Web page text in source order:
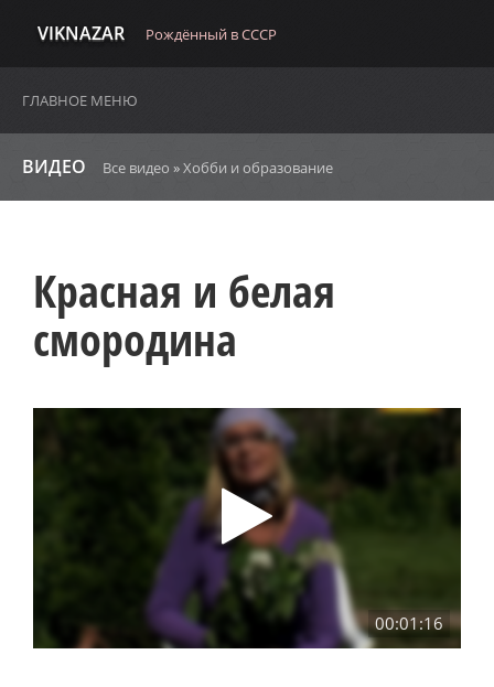
VIKNAZAR Рождённый в СССР
ГЛАВНОЕ МЕНЮ
ВИДЕО Все видео »Хобби и образование
Красная и белая
смородина
00:01:16